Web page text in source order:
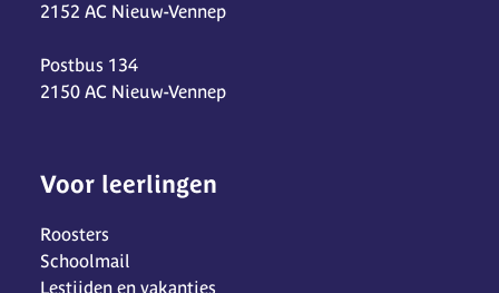
2152 AC Nieuw-Vennep
Postbus 134
2150 AC Nieuw-Vennep
Voor leerlingen
Roosters
Schoolmail
Lestijden en vakanties